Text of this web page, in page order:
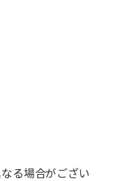
る場合がござい